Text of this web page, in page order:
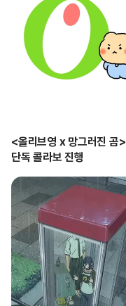
<올리브영 x 망그러진 곰>
단독 콜라보 진행